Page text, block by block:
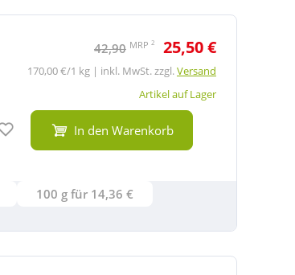
42,90 MRP 2 25,50 €
170,00 €/1 kg | inkl. MwSt. zzgl.Versand
Artikel auf Lager
Auf den Merkzettel
In den Warenkorb
100 g für 14,36 €